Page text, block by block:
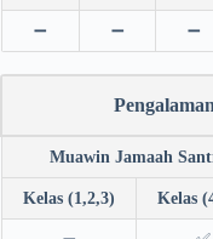
➖ ➖ ➖
Muawin Jamaah
Kelas (1,2,3) Kelas